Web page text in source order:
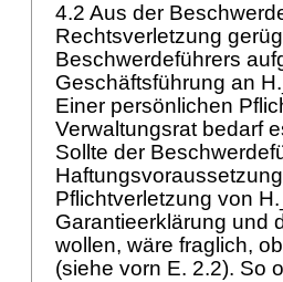
4.2 Aus der
Rechtsverletzung
Beschwerdeführers
Geschäftsführung an
Einer persönlichen
Verwaltungsrat bedarf
Sollte der
Pflichtverletzung von
Garantieerklärung und
wollen, wäre fraglich,
(siehe vorn E. 2.2). So